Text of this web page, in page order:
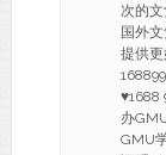
次的
国外
提供更
♥1688
办
GMU